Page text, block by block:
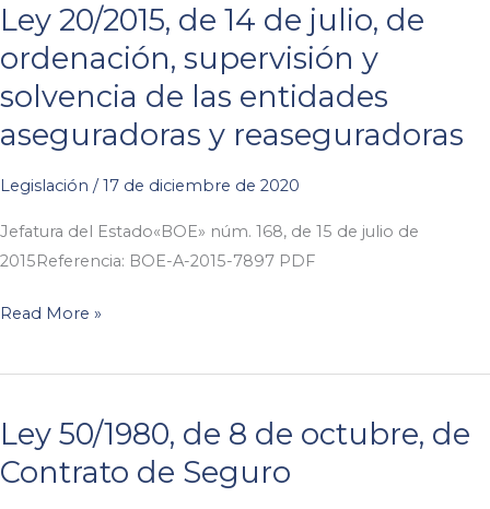
Ley 20/2015, de 14 de julio, de
ordenación, supervisión y
solvencia de las entidades
aseguradoras y reaseguradoras
Legislación /17 de diciembre de 2020
Jefatura del Estado«BOE» núm. 168, de 15 de julio de
2015Referencia: BOE-A-2015-7897 PDF
Read More »
Ley 50/1980, de 8 de octubre, de
Contrato de Seguro